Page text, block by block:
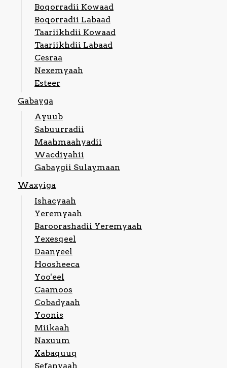
Boqorradii Kowaad
Boqorradii Labaad
Taariikhdii Kowaad
Taariikhdii Labaad
Cesraa
Nexemyaah
Esteer
Gabayga
Ayuub
Sabuurradii
Maahmaahyadii
Wacdiyahii
Gabaygii Sulaymaan
Waxyiga
Ishacyaah
Yeremyaah
Baroorashadii Yeremyaah
Yexesqeel
Daanyeel
Hoosheeca
Yoo'eel
Caamoos
Cobadyaah
Yoonis
Miikaah
Naxuum
Xabaquuq
Sefanyaah